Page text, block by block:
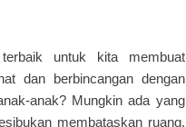
untuk kita membuat
dan berbincangan dengan
anak? Mungkin ada yang
membataskan ruang.